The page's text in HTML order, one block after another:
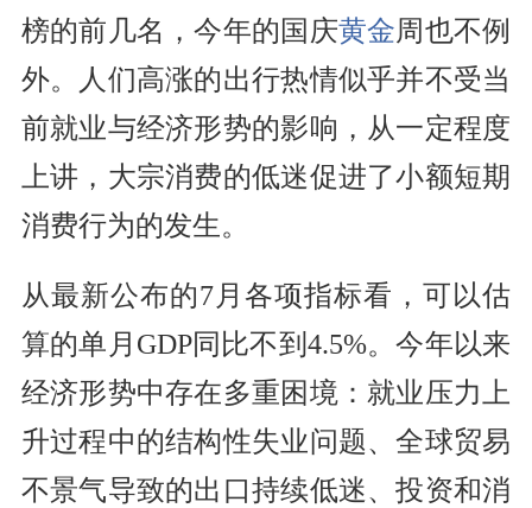
榜的前几名，今年的国庆黄金周也不例
外。人们高涨的出行热情似乎并不受当
前就业与经济形势的影响，从一定程度
上讲，大宗消费的低迷促进了小额短期
消费行为的发生。
从最新公布的7月各项指标看，可以估
算的单月GDP同比不到4.5%。今年以来
经济形势中存在多重困境：就业压力上
升过程中的结构性失业问题、全球贸易
不景气导致的出口持续低迷、投资和消